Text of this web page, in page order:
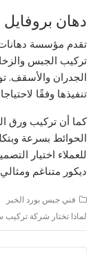
دهان
تقدم مؤسسة
تركيب الجبس
الجدران والأسقف.
تنفيذها وفقًا
كما أن تركيب ورق
الحوائط بسرعة
للعملاء اختيار
ديكور متناغم
فني جبس بورد الخبر
لماذا تختار شركة تركيب